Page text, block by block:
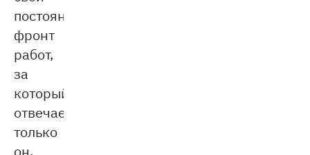
постоянный
фронт
работ,
за
который
отвечает
только
он.